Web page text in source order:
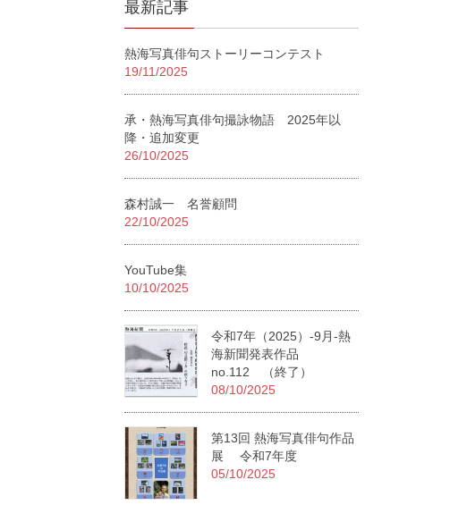
最新記事
熱海写真俳句ストーリーコンテスト
19/11/2025
承・熱海写真俳句撮詠物語 2025年以
降・追加変更
26/10/2025
森村誠一 名誉顧問
22/10/2025
YouTube集
10/10/2025
令和7年（2025）-9月-熱
海新聞発表作品
no.112 （終了）
08/10/2025
第13回 熱海写真俳句作品
展 令和7年度
05/10/2025